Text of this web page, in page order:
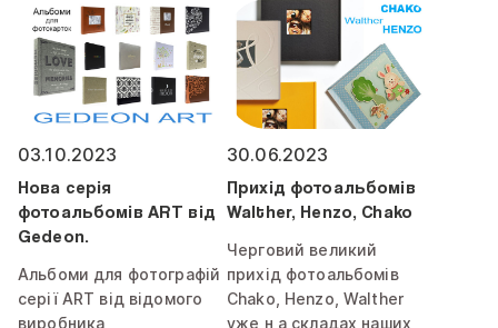
03.10.2023
Нова серія
фотоальбомів ART від
Gedeon.
Альбоми для фотографій
серії ART від відомого
виробника
30.06.2023
Прихід фотоальбомів
Walther, Henzo, Chako
Черговий великий
прихід фотоальбомів
Chako, Henzo, Walther
уже н а складах наших